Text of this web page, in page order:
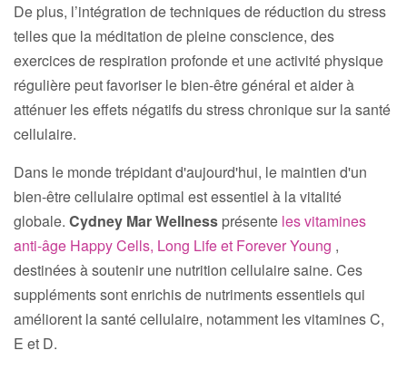
De plus, l’intégration de techniques de réduction du stress
telles que la méditation de pleine conscience, des
exercices de respiration profonde et une activité physique
régulière peut favoriser le bien-être général et aider à
atténuer les effets négatifs du stress chronique sur la santé
cellulaire.
Dans le monde trépidant d'aujourd'hui, le maintien d'un
bien-être cellulaire optimal est essentiel à la vitalité
globale. Cydney Mar Wellness présente les vitamines
anti-âge Happy Cells, Long Life et Forever Young ,
destinées à soutenir une nutrition cellulaire saine. Ces
suppléments sont enrichis de nutriments essentiels qui
améliorent la santé cellulaire, notamment les vitamines C,
E et D.